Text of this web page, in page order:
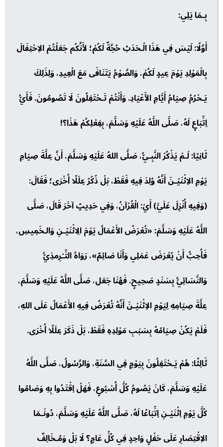
بِـمَا يَلِي:
أَوَّلًا: لَيْسَ فِي هَذَا الْـحَدَثِ حُجَّةٌ لَكُمْ؛ لأَنَّكُم جَعَلْتُمْ الاِحْتِفَالَ
بِالْمَوْلِدِ يَوْمَ عِيدٍ لَكُمْ، وَالصَّوْمُ يَتَنَافَى مَعَ الْعِيدِ، وَلِذَلِكَ
يَـحْرُمُ صِيَامُ أَيَّامِ الأَعْيَادِ. وَأَنْتُمْ تَـحْتَفِلُونَ لَا تَصُومُونَ. فَأَيُّ
اِتِّبَاعٍ لَهُ، صَلَّى اللَّهُ عَلَيْهِ وَسَلَّمَ، بِفِعْلِكُمْ هَذَا؟!
ثَانِيًا: لَـمْ يَذْكُرْ النَّبِـيُّ، صَلَّى اللهُ عَلَيْهِ وَسَلَّمَ، أَنَّ عِلَّةَ صِيَامِ
يَوْمِ الاِثْنَيْـنَ أَنَّهُ وُلِدَ فِيهِ فَقَطْ، بَلْ ذّكّرّ عِلَلًا أُخْرَى؛ فَقَالَ:
(وَفِيهِ أُنْزِلَ عَلَيَّ) أَيْ: الْقُرْآنُ، وَفِي حَدِيثٍ آخَرَ قَالَ، صَلَّى
اللَّهُ عَلَيْهِ وَسَلَّمَ: «تُعْرَضُ الأَعْمَالُ يَوْمَ الِاثْنَيْـنِ وَالـخَمِيسِ،
فَأُحِبُّ أَنْ يُعْرَضَ عَمَلِي وَأَنَا صَائِمٌ»، رَوَاهُ التِّـْرِمذِيُّ
وَالنَّسَائِيُّ بِسَنَدٍ صَحِيحٍ. فَهُنَا جَعَل، صَلَّى اللَّهُ عَلَيْهِ وَسَلَّمَ،
عِلَّةَ صِيَامِهِ لِيَوْمِ الاِثْنَيْـنَ أَنَّهُ تُعْرَضُ فِيهِ الأَعْمَالُ عَلَى اللهِ،
فَلَمْ يَكُنْ صِيَامُهُ بِسَبَبِ مَوْلِدِهِ فَقَطْ، بَلْ ذَكَرَ عِلَلًا أُخْرَى.
ثَالِثًا: هُمْ يَـحْتَفِلُونَ بِيَوْمٍ فِي السَّنَةِ، وَالرَّسُولُ، صَلَّى اللَّهُ
عَلَيْهِ وَسَلَّمَ، كَانَ يَصُومُ كُلَّ أُسْبُوعٍ، فَهَلْ اِقْتَدُوا بِهِ وَصَامُوا
كُلَّ يَوْمِ اِثْنَيْـنِ اِتِّبَاعًا لَهُ، صَلَّى اللَّهُ عَلَيْهِ وَسَلَّمَ، دُونَـمَا
الاِقْتِصَارِ عَلَى حَفْلٍ وَاحِدٍ فِي كُلِّ عَامٍ؟ لَا بَلْ وَمُـخَالِفٌ